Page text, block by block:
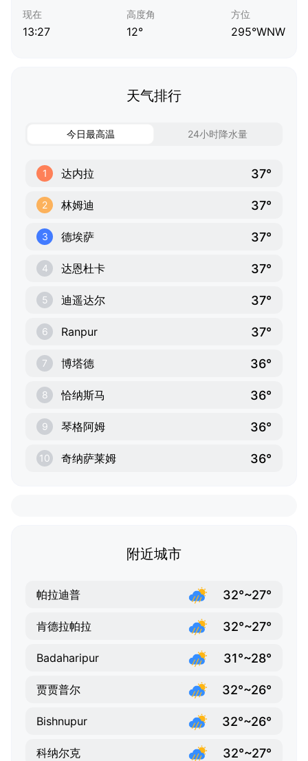
现在
13:27
高度角
12°
方位
295°WNW
天气排行
今日最高温 24小时降水量
1 达内拉 37°
2 林姆迪 37°
3 德埃萨 37°
4 达恩杜卡 37°
5 迪遥达尔 37°
6 Ranpur 37°
7 博塔德 36°
8 恰纳斯马 36°
9 琴格阿姆 36°
10 奇纳萨莱姆 36°
附近城市
帕拉迪普 32°~27°
肯德拉帕拉 32°~27°
Badaharipur 31°~28°
贾贾普尔 32°~26°
Bishnupur 32°~26°
科纳尔克 32°~27°